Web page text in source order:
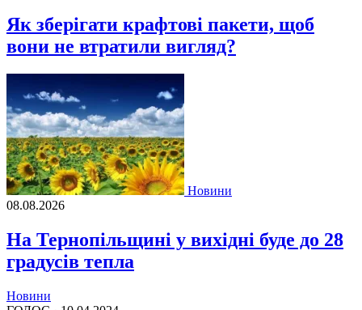
Як зберігати крафтові пакети, щоб
вони не втратили вигляд?
Новини
08.08.2026
На Тернопільщині у вихідні буде до 28
градусів тепла
Новини